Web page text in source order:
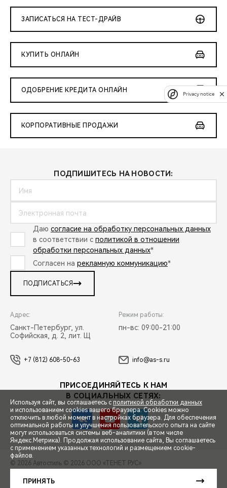
СПЕЦПРЕДЛОЖЕНИЯ
ЗАПИСЬ НА ТЕСТ-ДРАЙВ
ЗАПИСАТЬСЯ НА ТЕСТ-ДРАЙВ
КУПИТЬ ОНЛАЙН
ОДОБРЕНИЕ КРЕДИТА ОНЛАЙН
КОРПОРАТИВНЫЕ ПРОДАЖИ
ПОДПИШИТЕСЬ НА НОВОСТИ:
Даю согласие на обработку персональных данных
в соответствии с политикой в отношении
обработки персональных данных*
Согласен на рекламную коммуникацию*
ПОДПИСАТЬСЯ
Адрес:
Санкт-Петербург, ул.
Софийская, д. 2, лит. Щ
Режим работы:
пн-вс: 09:00-21:00
+7 (812) 608-50-63 info@as-s.ru
ПРИСОЕДИНЯЙТЕСЬ К НАМ
В СОЦИАЛЬНЫХ СЕТЯХ:
© 2026 Автостиль © 2026 ООО «ТЕНЕТ РУС»
Сделано в ПЕРКС
Используя сайт, вы соглашаетесь с политикой обработки данных
и использованием cookies вашего браузера. Cookies можно
отключить в любой момент в настройках браузера. Для обеспечения
оптимальной работы и улучшения пользовательского опыта на сайте
могут использоваться системы веб-аналитики (в том числе
Яндекс.Метрика). Продолжая использование сайта, Вы соглашаетесь
с применением указанных технологий и размещением cookie-
файлов.
ПРИНЯТЬ
Privacy notice